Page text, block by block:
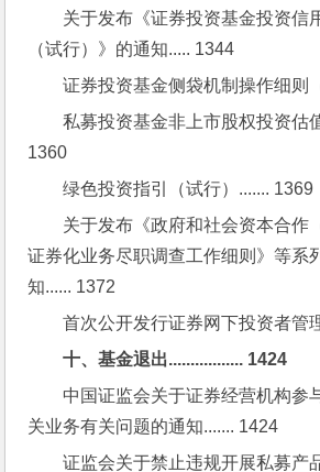
关于发布《证券投资基金投资信
（试行）》的通知..... 1344
证券投资基金侧袋机制操作细则
私募投资基金非上市股权投资估
1360
绿色投资指引（试行）....... 1369
关于发布《政府和社会资本合作
证券化业务尽职调查工作细则》等系
知...... 1372
首次公开发行证券网下投资者管
十、基金退出................. 1424
中国证监会关于证券经营机构参
关业务有关问题的通知....... 1424
证监会关于禁止违规开展私募产